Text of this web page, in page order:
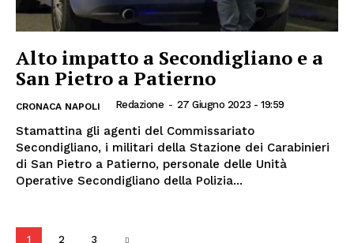
Alto impatto a Secondigliano e a
San Pietro a Patierno
CRONACA NAPOLI Redazione - 27 Giugno 2023 - 19:59
Stamattina gli agenti del Commissariato
Secondigliano, i militari della Stazione dei Carabinieri
di San Pietro a Patierno, personale delle Unità
Operative Secondigliano della Polizia...
1 2 3